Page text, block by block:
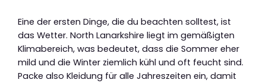
Eine der ersten Dinge, die du beachten solltest, ist
das Wetter. North Lanarkshire liegt im gemäßigten
Klimabereich, was bedeutet, dass die Sommer eher
mild und die Winter ziemlich kühl und oft feucht sind.
Packe also Kleidung für alle Jahreszeiten ein, damit